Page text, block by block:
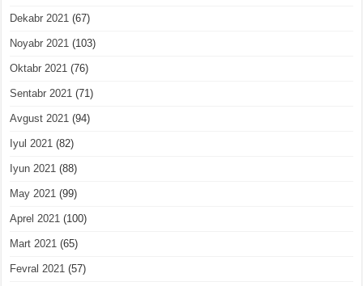
Dekabr 2021 (67)
Noyabr 2021 (103)
Oktabr 2021 (76)
Sentabr 2021 (71)
Avgust 2021 (94)
Iyul 2021 (82)
Iyun 2021 (88)
May 2021 (99)
Aprel 2021 (100)
Mart 2021 (65)
Fevral 2021 (57)